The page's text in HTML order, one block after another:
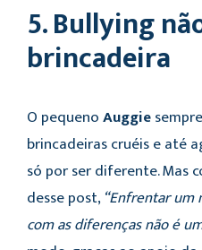
5. Bullying
brincadeira
O pequenoAuggie
brincadeiras cruéis e até
só por ser diferente. Mas
desse post,“Enfrentar um
com as diferenças não é